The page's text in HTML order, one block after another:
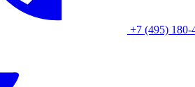
+7 (495) 180-